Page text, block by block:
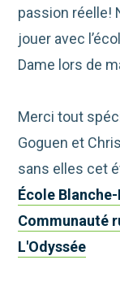
passion réelle!
jouer avec
Dame lors de
Merci tout
Goguen et
sans elles cet
École
Communauté
L'Odyssée